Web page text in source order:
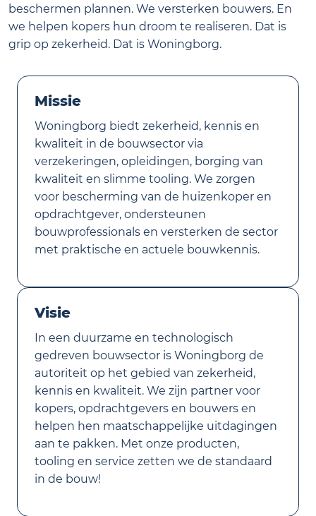
beschermen plannen. We versterken bouwers. En
we helpen kopers hun droom te realiseren. Dat is
grip op zekerheid. Dat is Woningborg.
Missie
Woningborg biedt zekerheid, kennis en
kwaliteit in de bouwsector via
verzekeringen, opleidingen, borging van
kwaliteit en slimme tooling. We zorgen
voor bescherming van de huizenkoper en
opdrachtgever, ondersteunen
bouwprofessionals en versterken de sector
met praktische en actuele bouwkennis.
Visie
In een duurzame en technologisch
gedreven bouwsector is Woningborg de
autoriteit op het gebied van zekerheid,
kennis en kwaliteit. We zijn partner voor
kopers, opdrachtgevers en bouwers en
helpen hen maatschappelijke uitdagingen
aan te pakken. Met onze producten,
tooling en service zetten we de standaard
in de bouw!